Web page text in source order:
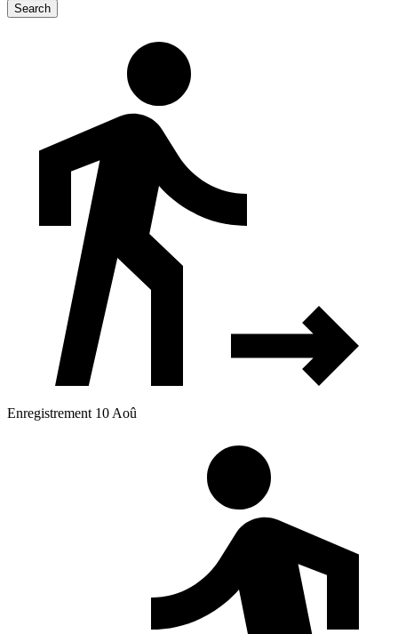
Search
Enregistrement 10 Aoû